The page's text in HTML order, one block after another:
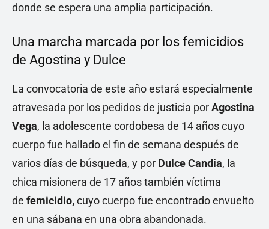
donde se espera una amplia participación.
Una marcha marcada por los femicidios
de Agostina y Dulce
La convocatoria de este año estará especialmente
atravesada por los pedidos de justicia porAgostina
Vega, la adolescente cordobesa de 14 años cuyo
cuerpo fue hallado el fin de semana después de
varios días de búsqueda, y por Dulce Candia, la
chica misionera de 17 años también víctima
de femicidio,cuyo cuerpo fue encontrado envuelto
en una sábana en una obra abandonada.